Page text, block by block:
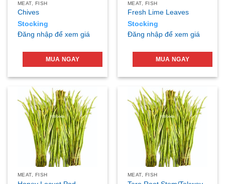
MEAT, FISH
Chives
Stocking
Đăng nhập để xem giá
MUA NGAY
MEAT, FISH
Fresh Lime Leaves
Stocking
Đăng nhập để xem giá
MUA NGAY
MEAT, FISH MEAT, FISH